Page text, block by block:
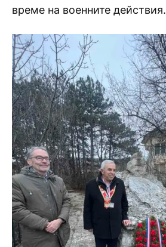
време на военните действия.